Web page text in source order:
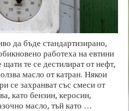
да бъде стандартизирано,
работеха на евтини
те се дестилират от нефт,
масло от катран. Някои
се захранват със смеси от
като бензин, керосин,
масло, тъй като …